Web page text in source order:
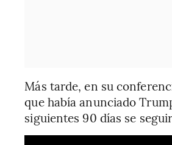
Más tarde, en su
que había anunciado
siguientes 90 días se